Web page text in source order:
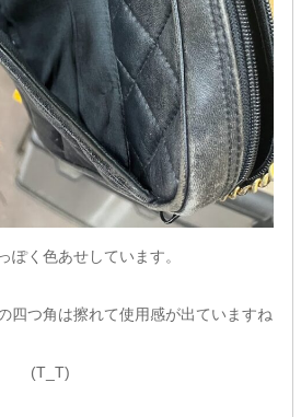
ぽく色あせしています。
四つ角は擦れて使用感が出ていますね
(T_T)